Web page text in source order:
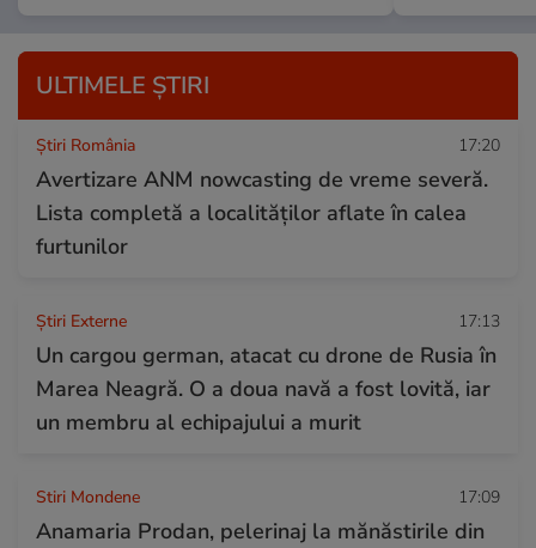
ULTIMELE ȘTIRI
Știri România 17:20
Avertizare ANM nowcasting de vreme severă.
Lista completă a localităților aflate în calea
furtunilor
Știri Externe 17:13
Un cargou german, atacat cu drone de Rusia în
Marea Neagră. O a doua navă a fost lovită, iar
un membru al echipajului a murit
Stiri Mondene 17:09
Anamaria Prodan, pelerinaj la mănăstirile din